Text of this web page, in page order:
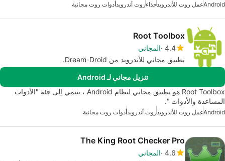
Androidعمل روت للأندرويدحذاءروت أندرويدأدوات روت مجانية
Root Toolbox
4.4 المجاني
تطبيق مجاني للأندرويد من Dream-Droid.
تنزيل مجاني لـ Android
Root Toolbox هو تطبيق مجاني لنظام Android ، ينتمي إلى فئة "الأدوات
المساعدة والأدوات ".
Androidعمل روت للأندرويدروت أندرويدأدوات روت مجانية
The King Root Checker Pro
4.6 المجاني